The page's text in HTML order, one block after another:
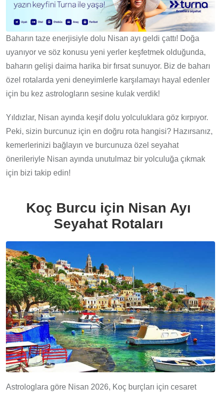
Baharın taze enerjisiyle dolu Nisan ayı geldi çattı! Doğa
uyanıyor ve söz konusu yeni yerler keşfetmek olduğunda,
baharın gelişi daima harika bir fırsat sunuyor. Biz de baharı
özel rotalarda yeni deneyimlerle karşılamayı hayal edenler
için bu kez astrologların sesine kulak verdik!
Yıldızlar, Nisan ayında keşif dolu yolculuklara göz kırpıyor.
Peki, sizin burcunuz için en doğru rota hangisi? Hazırsanız,
kemerlerinizi bağlayın ve burcunuza özel seyahat
önerileriyle Nisan ayında unutulmaz bir yolculuğa çıkmak
için bizi takip edin!
Koç Burcu için Nisan Ayı
Seyahat Rotaları
Astrologlara göre Nisan 2026, Koç burçları için cesaret